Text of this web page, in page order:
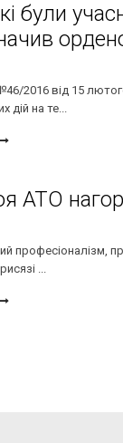
були
2016 від 15
дій на те...
АТО
професіоналізм,
...